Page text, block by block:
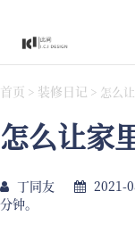
首页 > 装修日记 > 怎么
怎么让家
丁同友 2021-
分钟。